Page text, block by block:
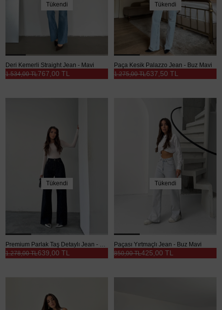
Tükendi
Deri Kemerli Straight Jean - Mavi
767,00 TL
1.534,00 TL
Tükendi
Paça Kesik Palazzo Jean - Buz Mavi
637,50 TL
1.275,00 TL
Tükendi
639,00 TL
1.278,00 TL
Tükendi
Paçası Yırtmaçlı Jean - Buz Mavi
425,00 TL
850,00 TL